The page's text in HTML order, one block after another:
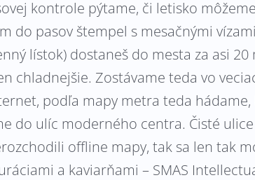
kontrole pýtame, či letisko
pasov štempel s mesačnými
lístok) dostaneš do mesta za asi
chladnejšie. Zostávame teda vo
podľa mapy metra teda
do ulíc moderného centra. Čisté
offline mapy, tak sa len tak
a kaviarňami – SMAS